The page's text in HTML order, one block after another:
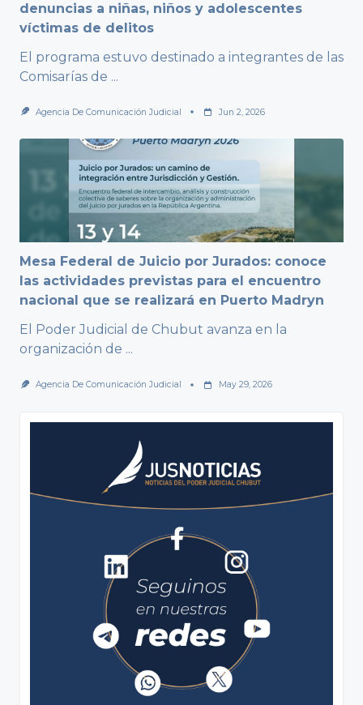
denuncias a niñas, niños y adolescentes
víctimas de delitos
El programa estuvo destinado a integrantes de las
Comisarías de ...
Agencia De Comunicación Judicial Jun 2, 2026
Mesa Federal de Juicio por Jurados: conoce
las actividades previstas para el encuentro
nacional que se realizará en Puerto Madryn
El Poder Judicial de Chubut avanza en la
organización de ...
Agencia De Comunicación Judicial May 29, 2026